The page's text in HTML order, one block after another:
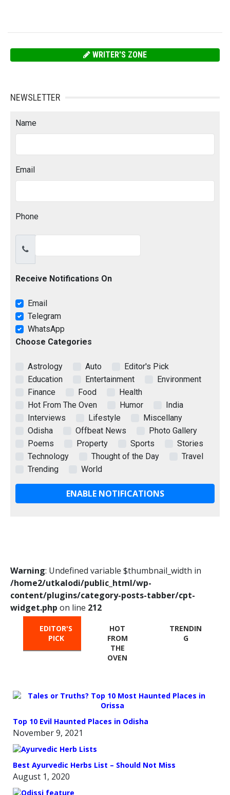
WRITER'S ZONE
NEWSLETTER
Name
Email
Phone
Receive Notifications On
Email
Telegram
WhatsApp
Choose Categories
Astrology Auto
Editor's Pick
Education
Entertainment
Environment
Finance
Food
Health
Hot From The Oven
Humor
India
Interviews
Lifestyle
Miscellany
Odisha
Offbeat News
Photo Gallery
Poems
Property Sports
Stories
Technology
Thought of the Day
Travel
Trending
World
ENABLE NOTIFICATIONS
Warning: Undefined variable $thumbnail_width in
/home2/utkalodi/public_html/wp-
content/plugins/category-posts-tabber/cpt-
widget.php on line 212
EDITOR'S
PICK
HOT
FROM
THE
OVEN
TRENDIN
G
Top 10 Evil Haunted Places in Odisha
November 9, 2021
Best Ayurvedic Herbs List – Should Not Miss
August 1, 2020